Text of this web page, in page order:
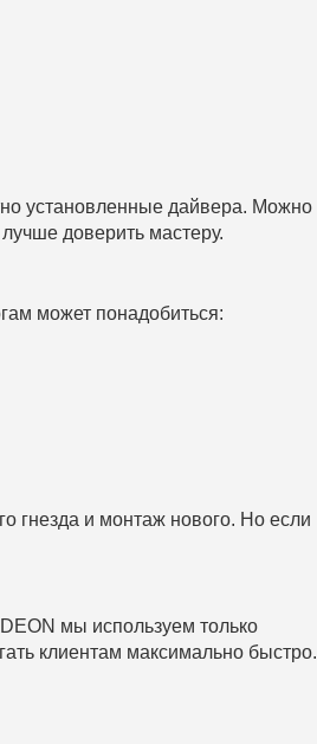
установленные дайвера. Можно
лучше доверить мастеру.
может понадобиться:
гнезда и монтаж нового. Но если
мы используем только
клиентам максимально быстро.